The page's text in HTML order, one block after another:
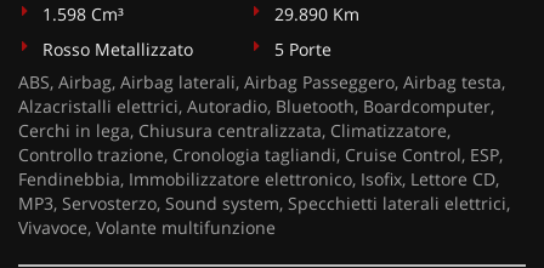
1.598 Cm³
29.890 Km
Rosso Metallizzato
5 Porte
ABS, Airbag, Airbag laterali, Airbag Passeggero, Airbag testa,
Alzacristalli elettrici, Autoradio, Bluetooth, Boardcomputer,
Cerchi in lega, Chiusura centralizzata, Climatizzatore,
Controllo trazione, Cronologia tagliandi, Cruise Control, ESP,
Fendinebbia, Immobilizzatore elettronico, Isofix, Lettore CD,
MP3, Servosterzo, Sound system, Specchietti laterali elettrici,
Vivavoce, Volante multifunzione